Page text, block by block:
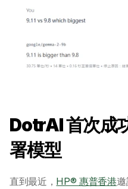
DotrAI 首次成
署模型
直到最近， HP® 惠普香港